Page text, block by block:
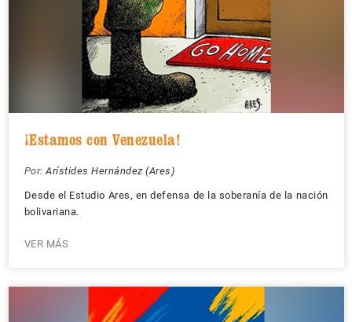
¡Estamos con Venezuela!
Por: Arístides Hernández (Ares)
Desde el Estudio Ares, en defensa de la soberanía de la nación
bolivariana.
VER MÁS